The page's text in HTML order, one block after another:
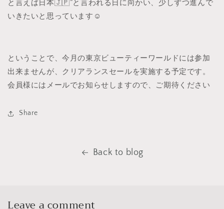
と言えば日本🇯🇵”と言われる日に向かい、少しずつ進んで
いきたいと思っています☺️
ということで、今月の東京ビューティーワールドには参加
出来ませんが、クリアランスセールを実施する予定です。
会員様にはメールでお知らせしますので、ご期待ください
Share
Back to blog
Leave a comment